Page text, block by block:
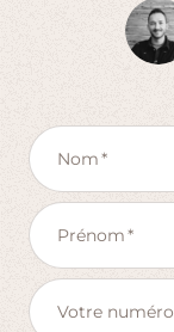
Nom
Prénom
Votre numéro